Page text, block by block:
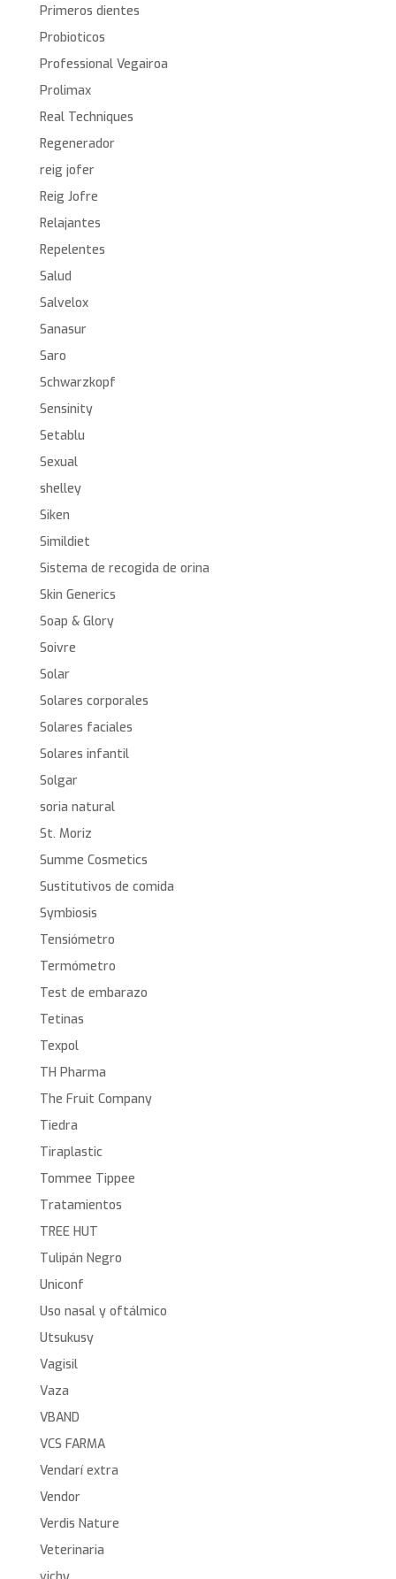
Primeros dientes
Probioticos
Professional Vegairoa
Prolimax
Real Techniques
Regenerador
reig jofer
Reig Jofre
Relajantes
Repelentes
Salud
Salvelox
Sanasur
Saro
Schwarzkopf
Sensinity
Setablu
Sexual
shelley
Siken
Simildiet
Sistema de recogida de orina
Skin Generics
Soap & Glory
Soivre
Solar
Solares corporales
Solares faciales
Solares infantil
Solgar
soria natural
St. Moriz
Summe Cosmetics
Sustitutivos de comida
Symbiosis
Tensiómetro
Termómetro
Test de embarazo
Tetinas
Texpol
TH Pharma
The Fruit Company
Tiedra
Tiraplastic
Tommee Tippee
Tratamientos
TREE HUT
Tulipán Negro
Uniconf
Uso nasal y oftálmico
Utsukusy
Vagisil
Vaza
VBAND
VCS FARMA
Vendarí extra
Vendor
Verdis Nature
Veterinaria